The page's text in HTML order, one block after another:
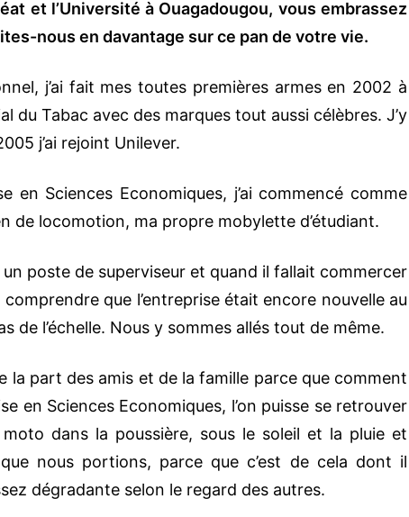
et l’Université à Ouagadougou, vous embrassez
nous en davantage sur ce pan de votre vie.
j’ai fait mes toutes premières armes en 2002 à
du Tabac avec des marques tout aussi célèbres. J’y
j’ai rejoint Unilever.
en Sciences Economiques, j’ai commencé comme
de locomotion, ma propre mobylette d’étudiant.
poste de superviseur et quand il fallait commercer
comprendre que l’entreprise était encore nouvelle au
de l’échelle. Nous y sommes allés tout de même.
la part des amis et de la famille parce que comment
en Sciences Economiques, l’on puisse se retrouver
dans la poussière, sous le soleil et la pluie et
nous portions, parce que c’est de cela dont il
dégradante selon le regard des autres.